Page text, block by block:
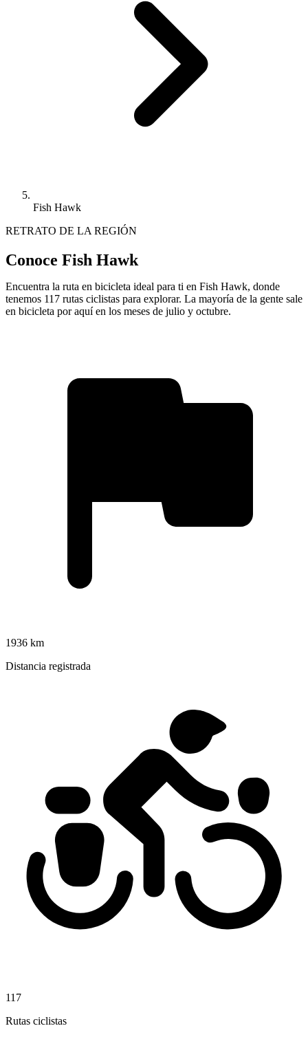
Fish Hawk
RETRATO DE LA REGIÓN
Conoce Fish Hawk
Encuentra la ruta en bicicleta ideal para ti en Fish Hawk, donde
tenemos 117 rutas ciclistas para explorar. La mayoría de la gente sale
en bicicleta por aquí en los meses de julio y octubre.
1936 km
Distancia registrada
117
Rutas ciclistas